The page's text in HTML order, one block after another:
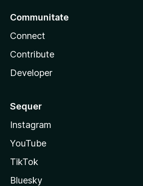
Communitate
Connect
Contribute
Developer
Sequer
Instagram
YouTube
TikTok
Bluesky